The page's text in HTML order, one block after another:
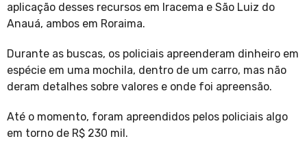
aplicação desses recursos em Iracema e São Luiz do
Anauá, ambos em Roraima.
Durante as buscas, os policiais apreenderam dinheiro em
espécie em uma mochila, dentro de um carro, mas não
deram detalhes sobre valores e onde foi apreensão.
Até o momento, foram apreendidos pelos policiais algo
em torno de R$ 230 mil.